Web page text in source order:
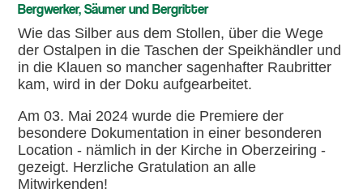
Bergwerker, Säumer und Bergritter
Wie das Silber aus dem Stollen, über die Wege
der Ostalpen in die Taschen der Speikhändler und
in die Klauen so mancher sagenhafter Raubritter
kam, wird in der Doku aufgearbeitet.
Am 03. Mai 2024 wurde die Premiere der
besondere Dokumentation in einer besonderen
Location - nämlich in der Kirche in Oberzeiring -
gezeigt. Herzliche Gratulation an alle
Mitwirkenden!